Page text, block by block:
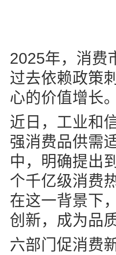
2025年，消费
过去依赖政策
心的价值增长。
近日，工业和
强消费品供需
中，明确提出
个千亿级消费
在这一背景下
创新，成为品
六部门促消费